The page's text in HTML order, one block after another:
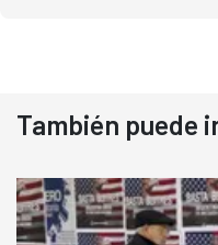
También puede